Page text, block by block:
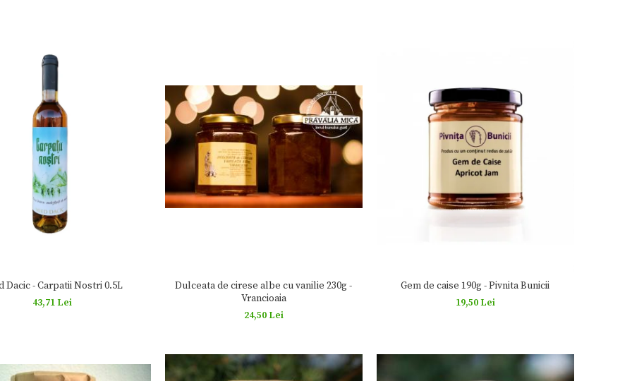
Dacic - Carpatii Nostri 0.5L
43,71 Lei
Dulceata de cirese albe cu vanilie 230g -
Vrancioaia
24,50 Lei
Gem de caise 190g - Pivnita Bunicii
19,50 Lei